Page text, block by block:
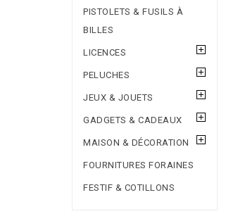
PISTOLETS & FUSILS À
BILLES
LICENCES
PELUCHES
JEUX & JOUETS
GADGETS & CADEAUX
MAISON & DÉCORATION
FOURNITURES FORAINES
FESTIF & COTILLONS